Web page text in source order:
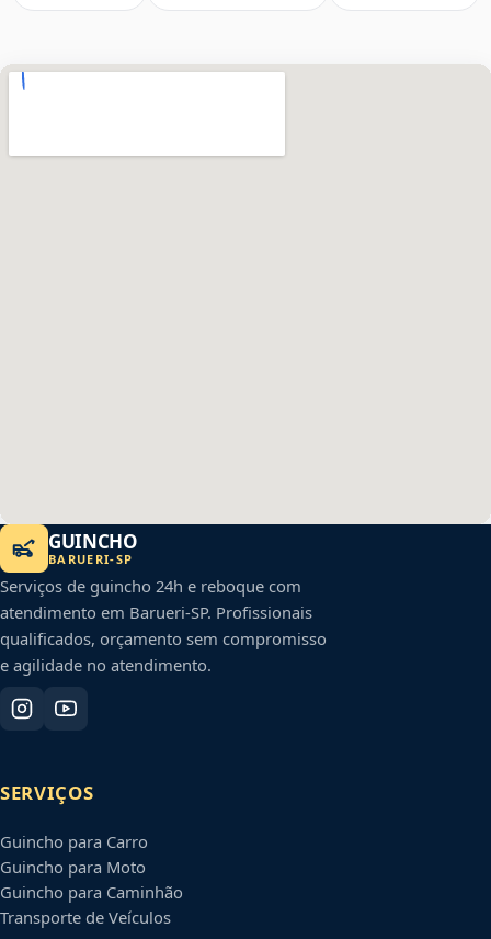
GUINCHO
BARUERI-SP
Serviços de guincho 24h e reboque com
atendimento em Barueri-SP. Profissionais
qualificados, orçamento sem compromisso
e agilidade no atendimento.
SERVIÇOS
Guincho para Carro
Guincho para Moto
Guincho para Caminhão
Transporte de Veículos